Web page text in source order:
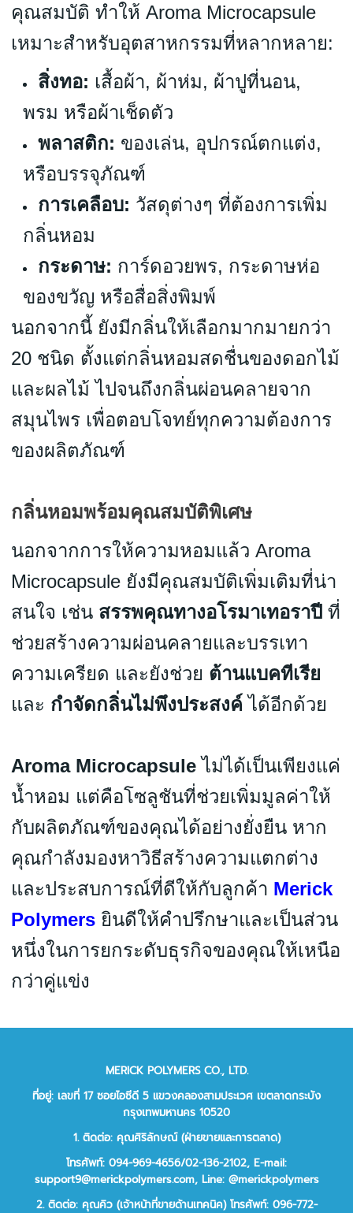
คุณสมบัติ ทำให้ Aroma Microcapsule
เหมาะสำหรับอุตสาหกรรมที่หลากหลาย:
สิ่งทอ: เสื้อผ้า, ผ้าห่ม, ผ้าปูที่นอน,
พรม หรือผ้าเช็ดตัว
พลาสติก: ของเล่น, อุปกรณ์ตกแต่ง,
หรือบรรจุภัณฑ์
การเคลือบ: วัสดุต่างๆ ที่ต้องการเพิ่ม
กลิ่นหอม
กระดาษ: การ์ดอวยพร, กระดาษห่อ
ของขวัญ หรือสื่อสิ่งพิมพ์
นอกจากนี้ ยังมีกลิ่นให้เลือกมากมายกว่า
20 ชนิด ตั้งแต่กลิ่นหอมสดชื่นของดอกไม้
และผลไม้ ไปจนถึงกลิ่นผ่อนคลายจาก
สมุนไพร เพื่อตอบโจทย์ทุกความต้องการ
ของผลิตภัณฑ์
กลิ่นหอมพร้อมคุณสมบัติพิเศษ
นอกจากการให้ความหอมแล้ว Aroma
Microcapsule ยังมีคุณสมบัติเพิ่มเติมที่น่า
สนใจ เช่น สรรพคุณทางอโรมาเทอราปี ที่
ช่วยสร้างความผ่อนคลายและบรรเทา
ความเครียด และยังช่วย ต้านแบคทีเรีย
และ กำจัดกลิ่นไม่พึงประสงค์ ได้อีกด้วย
Aroma Microcapsule ไม่ได้เป็นเพียงแค่
น้ำหอม แต่คือโซลูชันที่ช่วยเพิ่มมูลค่าให้
กับผลิตภัณฑ์ของคุณได้อย่างยั่งยืน หาก
คุณกำลังมองหาวิธีสร้างความแตกต่าง
และประสบการณ์ที่ดีให้กับลูกค้า Merick
Polymers ยินดีให้คำปรึกษาและเป็นส่วน
หนึ่งในการยกระดับธุรกิจของคุณให้เหนือ
กว่าคู่แข่ง
MERICK POLYMERS CO., LTD.
ที่อยู่: เลขที่ 17 ซอยไอซีดี 5 แขวงคลองสามประเวศ เขตลาดกระบัง
กรุงเทพมหานคร 10520
1. ติดต่อ: คุณศิริลักษณ์ (ฝ่ายขายและการตลาด)
โทรศัพท์: 094-969-4656/02-136-2102, E-mail:
support9@merickpolymers.com, Line: @merickpolymers
2.ติดต่อ: คุณคิว (เจ้าหน้าที่ขายด้านเทคนิค)โทรศัพท์: 096-772-